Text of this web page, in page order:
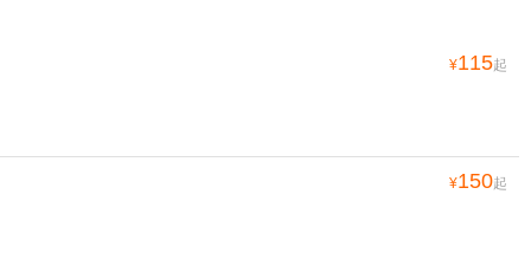
¥115起
¥150起